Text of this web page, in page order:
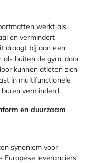
werkt als
en vermindert
draagt bij aan een
als buiten de gym, door
kunnen atleten zich
in multifunctionele
verminderd.
en duurzaam
synoniem voor
leveranciers